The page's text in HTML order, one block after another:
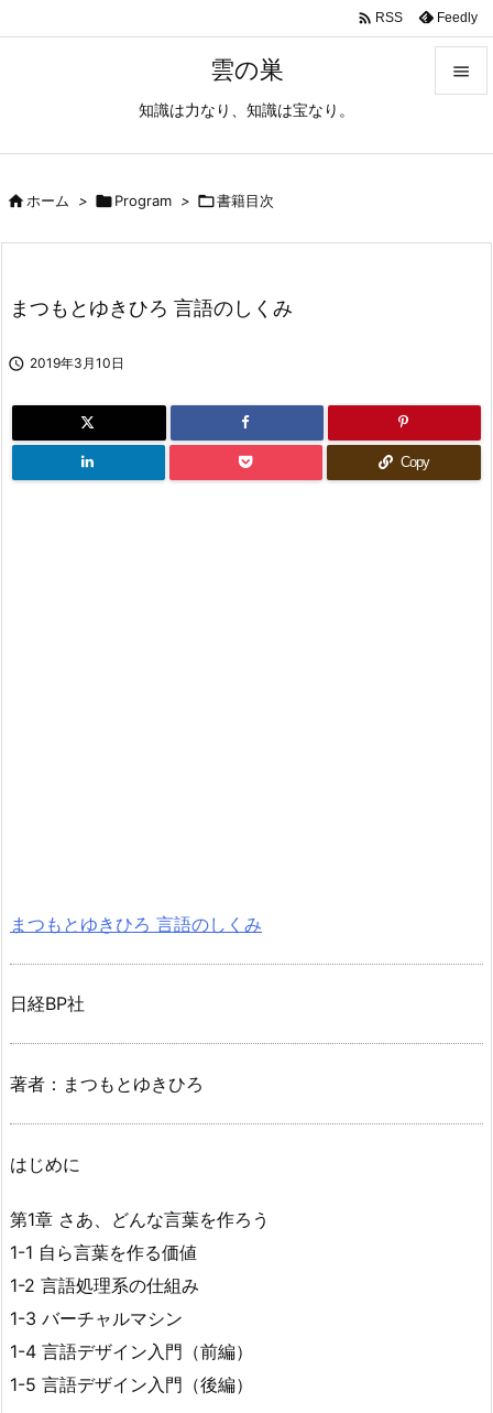
雲の巣
知識は力なり、知識は宝なり。

 RSS Feedly
ホーム > Program > 書籍目次
まつもとゆきひろ 言語のしくみ
 2019年3月10日
Copy
まつもとゆきひろ 言語のしくみ
日経BP社
著者：まつもとゆきひろ
はじめに
第1章 さあ、どんな言葉を作ろう
1-1 自ら言葉を作る価値
1-2 言語処理系の仕組み
1-3 バーチャルマシン
1-4 言語デザイン入門（前編）
1-5 言語デザイン入門（後編）